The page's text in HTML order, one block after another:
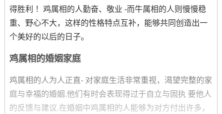
得胜利 ！鸡属相的人勤奋、敬业 -而牛属相的人则慢慢稳
重、野心不大，这样的性格特点互补，能够共同创造出一
个美好的以后的日子。
鸡属相的婚姻家庭
鸡属相的人为人正直- 对家庭生活非常重视，渴望完整的家
庭与幸福的婚姻.他们有时会表现得过于自立与固执 要他人
的反馈与建议.在婚姻中鸡属相的人能够为对方付出许多，